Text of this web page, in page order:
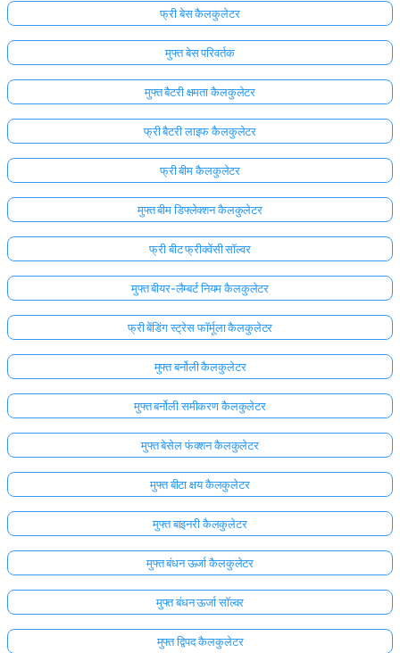
फ्री बेस कैलकुलेटर
मुफ्त बेस परिवर्तक
मुफ्त बैटरी क्षमता कैलकुलेटर
फ्री बैटरी लाइफ कैलकुलेटर
फ्री बीम कैलकुलेटर
मुफ्त बीम डिफ्लेक्शन कैलकुलेटर
फ्री बीट फ्रीक्वेंसी सॉल्वर
मुफ्त बीयर-लैम्बर्ट नियम कैलकुलेटर
फ्री बेंडिंग स्ट्रेस फॉर्मूला कैलकुलेटर
मुफ्त बर्नोली कैलकुलेटर
मुफ्त बर्नोली समीकरण कैलकुलेटर
मुफ्त बेसेल फंक्शन कैलकुलेटर
मुफ्त बीटा क्षय कैलकुलेटर
मुफ्त बाइनरी कैलकुलेटर
मुफ्त बंधन ऊर्जा कैलकुलेटर
मुफ्त बंधन ऊर्जा सॉल्वर
मुफ्त द्विपद कैलकुलेटर